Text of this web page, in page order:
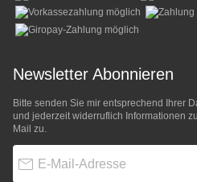
Newsletter Abonnieren
Bitte senden Sie mir entsprechend Ihrer
und jederzeit widerruflich Informationen
Mail zu.